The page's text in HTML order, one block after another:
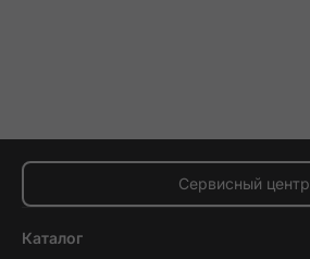
Сервисный центр
Каталог